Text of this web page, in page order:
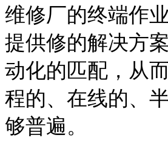
维修厂的终端作
提供修的解决方
动化的匹配，从
程的、在线的、
够普遍。